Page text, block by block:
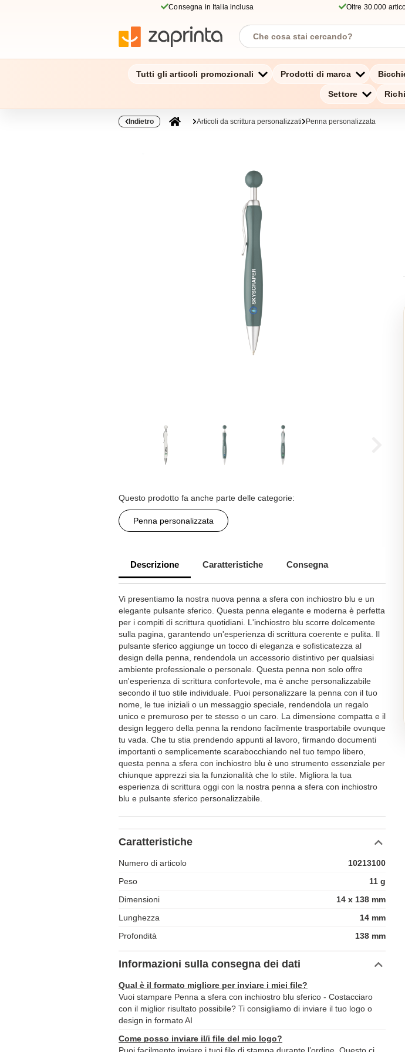
Consegna in Italia inclusa Oltre 30.000
Tutti gli articoli promozionali Prodotti di marca
Settore
Indietro Articoli da scrittura personalizzati Penna personalizzata
Questo prodotto fa anche parte delle categorie:
Penna personalizzata
Descrizione Caratteristiche Consegna
Vi presentiamo la nostra nuova penna a sfera con inchiostro blu e un
elegante pulsante sferico. Questa penna elegante e moderna è perfetta
per i compiti di scrittura quotidiani. L'inchiostro blu scorre dolcemente
sulla pagina, garantendo un'esperienza di scrittura coerente e pulita. Il
pulsante sferico aggiunge un tocco di eleganza e sofisticatezza al
design della penna, rendendola un accessorio distintivo per qualsiasi
ambiente professionale o personale. Questa penna non solo offre
un'esperienza di scrittura confortevole, ma è anche personalizzabile
secondo il tuo stile individuale. Puoi personalizzare la penna con il tuo
nome, le tue iniziali o un messaggio speciale, rendendola un regalo
unico e premuroso per te stesso o un caro. La dimensione compatta e il
design leggero della penna la rendono facilmente trasportabile ovunque
tu vada. Che tu stia prendendo appunti al lavoro, firmando documenti
importanti o semplicemente scarabocchiando nel tuo tempo libero,
questa penna a sfera con inchiostro blu è uno strumento essenziale per
chiunque apprezzi sia la funzionalità che lo stile. Migliora la tua
esperienza di scrittura oggi con la nostra penna a sfera con inchiostro
blu e pulsante sferico personalizzabile.
Caratteristiche
Numero di articolo
10213100
Peso
11 g
Dimensioni
14 x 138 mm
Lunghezza
14 mm
Profondità
138 mm
Informazioni sulla consegna dei dati
Qual è il formato migliore per inviare i miei file?
Vuoi stampare Penna a sfera con inchiostro blu sferico - Costacciaro
con il miglior risultato possibile? Ti consigliamo di inviare il tuo logo o
design in formato AI
Come posso inviare il/i file del mio logo?